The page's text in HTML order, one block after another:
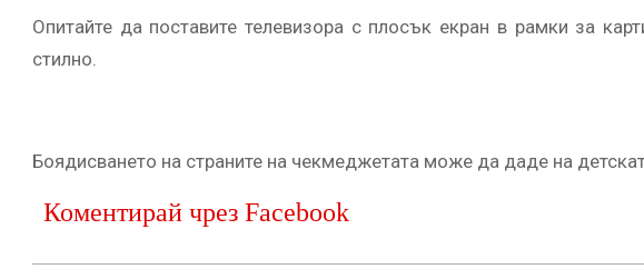
Опитайте да поставите телевизора с плосък екран в рамки за
стилно.
Боядисването на страните на чекмеджетата може да даде на
Коментирай чрез Facebook